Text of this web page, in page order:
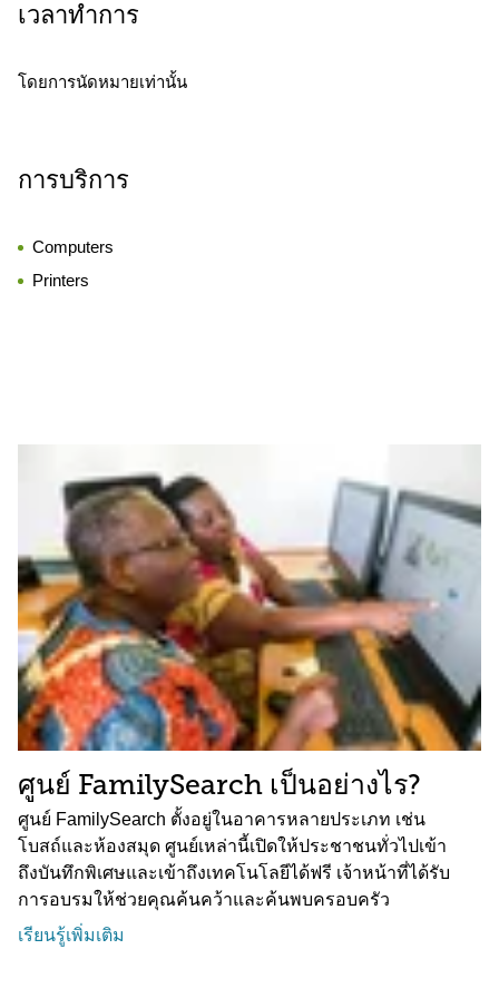
เวลาทำการ
โดยการนัดหมายเท่านั้น
การบริการ
Computers
Printers
ศูนย์ FamilySearch เป็นอย่างไร?
ศูนย์ FamilySearch ตั้งอยู่ในอาคารหลายประเภท เช่น
โบสถ์และห้องสมุด ศูนย์เหล่านี้เปิดให้ประชาชนทั่วไปเข้า
ถึงบันทึกพิเศษและเข้าถึงเทคโนโลยีได้ฟรี เจ้าหน้าที่ได้รับ
การอบรมให้ช่วยคุณค้นคว้าและค้นพบครอบครัว
เรียนรู้เพิ่มเติม